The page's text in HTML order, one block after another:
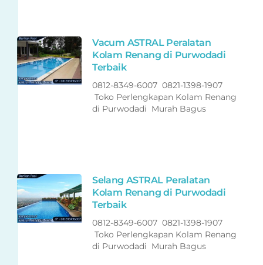
Vacum ASTRAL Peralatan
Kolam Renang di Purwodadi
Terbaik
0812-8349-6007 0821-1398-1907
Toko Perlengkapan Kolam Renang
di Purwodadi Murah Bagus
Selang ASTRAL Peralatan
Kolam Renang di Purwodadi
Terbaik
0812-8349-6007 0821-1398-1907
Toko Perlengkapan Kolam Renang
di Purwodadi Murah Bagus